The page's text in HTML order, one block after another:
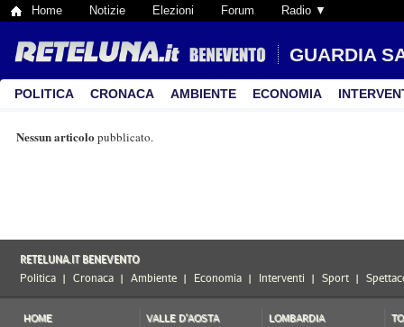
Home Notizie Elezioni Forum Radio ▼
GUARDIA
POLITICA CRONACA AMBIENTE ECONOMIA
Nessun articolo pubblicato.